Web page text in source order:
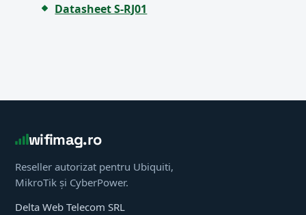
Datasheet S-RJ01
wifimag.ro
Reseller autorizat pentru Ubiquiti,
MikroTik și CyberPower.
Delta Web Telecom SRL